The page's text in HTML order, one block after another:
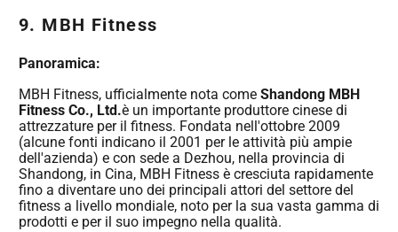
9. MBH Fitness
Panoramica:
MBH Fitness, ufficialmente nota come Shandong MBH
Fitness Co., Ltd.è un importante produttore cinese di
attrezzature per il fitness. Fondata nell'ottobre 2009
(alcune fonti indicano il 2001 per le attività più ampie
dell'azienda) e con sede a Dezhou, nella provincia di
Shandong, in Cina, MBH Fitness è cresciuta rapidamente
fino a diventare uno dei principali attori del settore del
fitness a livello mondiale, noto per la sua vasta gamma di
prodotti e per il suo impegno nella qualità.